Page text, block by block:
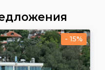
- 15%